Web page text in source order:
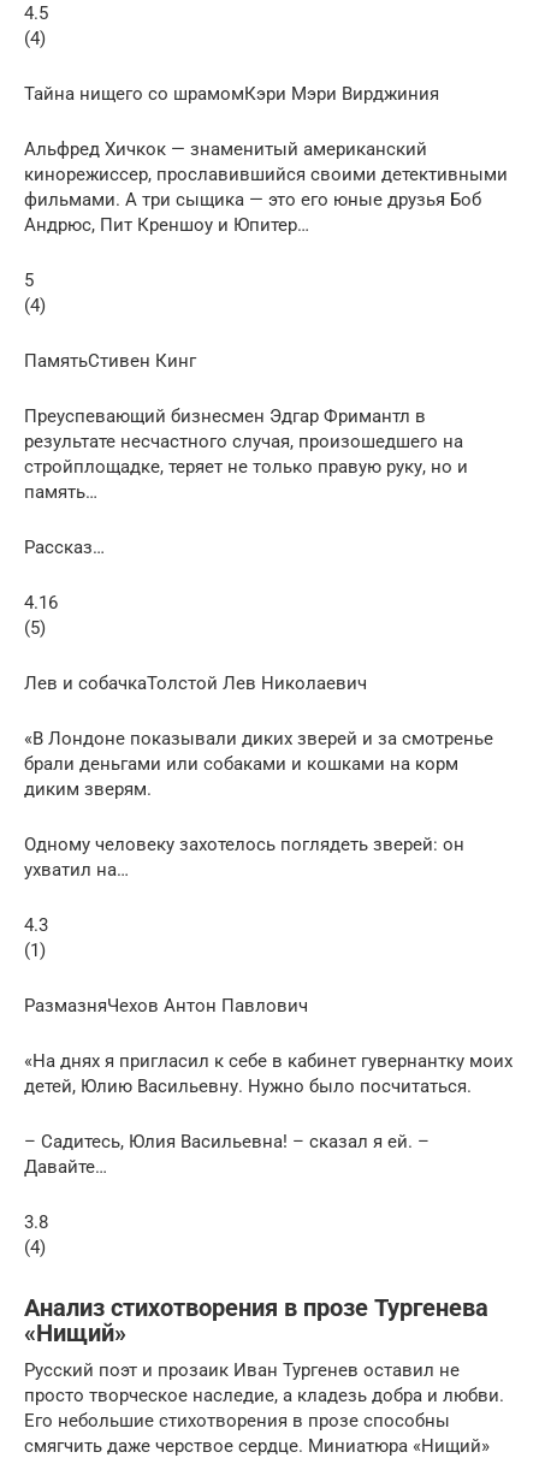
4.5
(4)
Тайна нищего со шрамомКэри Мэри Вирджиния
Альфред Хичкок — знаменитый американский
кинорежиссер, прославившийся своими детективными
фильмами. А три сыщика — это его юные друзья Боб
Андрюс, Пит Креншоу и Юпитер…
5
(4)
ПамятьСтивен Кинг
Преуспевающий бизнесмен Эдгар Фримантл в
результате несчастного случая, произошедшего на
стройплощадке, теряет не только правую руку, но и
память…
Рассказ…
4.16
(5)
Лев и собачкаТолстой Лев Николаевич
«В Лондоне показывали диких зверей и за смотренье
брали деньгами или собаками и кошками на корм
диким зверям.
Одному человеку захотелось поглядеть зверей: он
ухватил на…
4.3
(1)
РазмазняЧехов Антон Павлович
«На днях я пригласил к себе в кабинет гувернантку моих
детей, Юлию Васильевну. Нужно было посчитаться.
– Садитесь, Юлия Васильевна! – сказал я ей. –
Давайте…
3.8
(4)
Анализ стихотворения в прозе Тургенева
«Нищий»
Русский поэт и прозаик Иван Тургенев оставил не
просто творческое наследие, а кладезь добра и любви.
Его небольшие стихотворения в прозе способны
смягчить даже черствое сердце. Миниатюра «Нищий»